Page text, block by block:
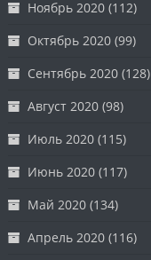
Ноябрь 2020 (112)
Октябрь 2020 (99)
Сентябрь 2020 (128)
Август 2020 (98)
Июль 2020 (115)
Июнь 2020 (117)
Май 2020 (134)
Апрель 2020 (116)